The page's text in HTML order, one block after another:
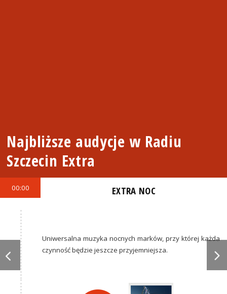
Najbliższe audycje w Radiu
Szczecin Extra
00:00 EXTRA NOC
Uniwersalna muzyka nocnych marków, przy której każda
czynność będzie jeszcze przyjemniejsza.